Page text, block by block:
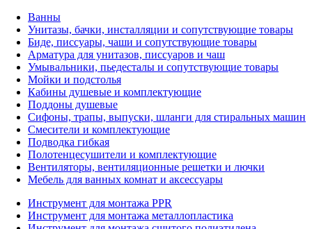
Ванны
Унитазы, бачки, инсталляции и сопутствующие товары
Биде, писсуары, чаши и сопутствующие товары
Арматура для унитазов, писсуаров и чаш
Умывальники, пьедесталы и сопутствующие товары
Мойки и подстолья
Кабины душевые и комплектующие
Поддоны душевые
Сифоны, трапы, выпуски, шланги для стиральных машин
Смесители и комплектующие
Подводка гибкая
Полотенцесушители и комплектующие
Вентиляторы, вентиляционные решетки и лючки
Мебель для ванных комнат и аксессуары
Инструмент для монтажа PPR
Инструмент для монтажа металлопластика